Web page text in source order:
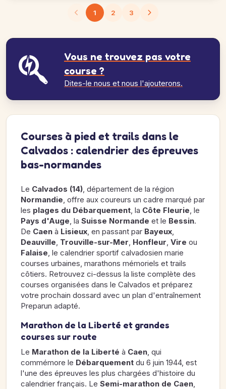
1 2 3
Vous ne trouvez pas votre
course ?
Dites-le nous et nous l'ajouterons.
Courses à pied et trails dans le
Calvados : calendrier des épreuves
bas-normandes
Le Calvados (14), département de la région
Normandie, offre aux coureurs un cadre marqué par
les plages du Débarquement, la Côte Fleurie, le
Pays d'Auge, la Suisse Normande et le Bessin.
De Caen à Lisieux, en passant par Bayeux,
Deauville, Trouville-sur-Mer, Honfleur, Vire ou
Falaise, le calendrier sportif calvadosien marie
courses urbaines, marathons mémoriels et trails
côtiers. Retrouvez ci-dessus la liste complète des
courses organisées dans le Calvados et préparez
votre prochain dossard avec un plan d'entraînement
Preparun adapté.
Marathon de la Liberté et grandes
courses sur route
Le Marathon de la Liberté à Caen, qui
commémore le Débarquement du 6 juin 1944, est
l'une des épreuves les plus chargées d'histoire du
calendrier français. Le Semi-marathon de Caen,